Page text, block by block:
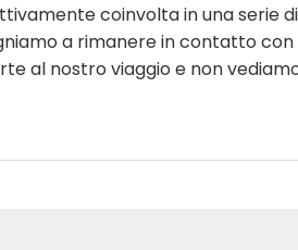
coinvolta in una
a rimanere in contatto
al nostro viaggio e non